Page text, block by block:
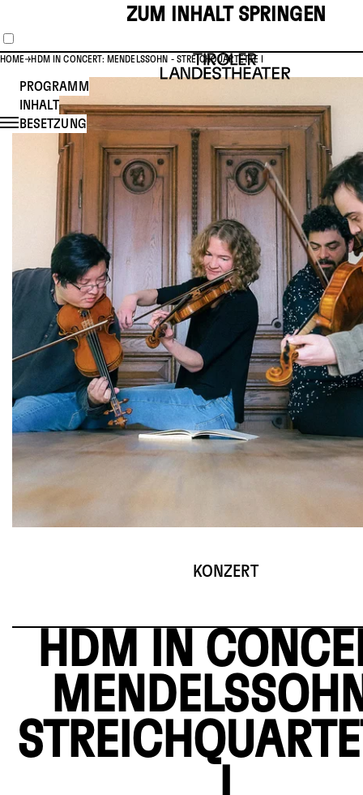
ZUM INHALT SPRINGEN
HOME HDM IN CONCERT: MENDELSSOHN - STREICHQUARTETTE I
PROGRAMM
INHALT
BESETZUNG
KONZERT
HDM IN